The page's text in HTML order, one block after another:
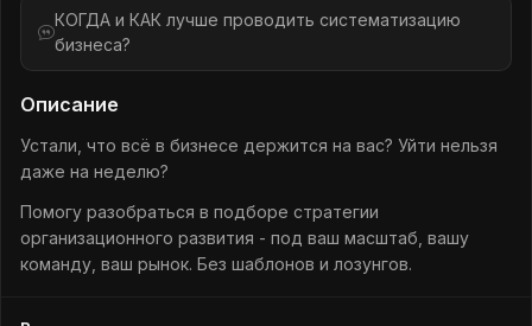
КОГДА и КАК лучше проводить систематизацию
бизнеса?
Описание
Устали, что всё в бизнесе держится на вас? Уйти нельзя
даже на неделю?
Помогу разобраться в подборе стратегии
организационного развития - под ваш масштаб, вашу
команду, ваш рынок. Без шаблонов и лозунгов.